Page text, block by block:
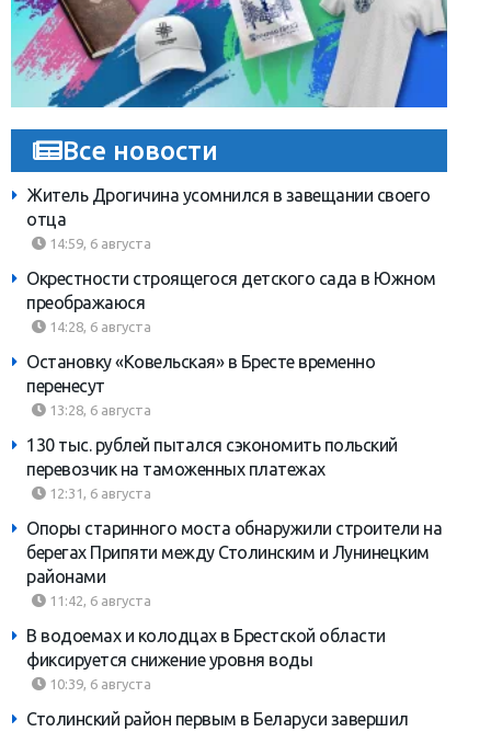
Все новости
Житель Дрогичина усомнился в завещании своего
отца
14:59, 6 августа
Окрестности строящегося детского сада в Южном
преображаюся
14:28, 6 августа
Остановку «Ковельская» в Бресте временно
перенесут
13:28, 6 августа
130 тыс. рублей пытался сэкономить польский
перевозчик на таможенных платежах
12:31, 6 августа
Опоры старинного моста обнаружили строители на
берегах Припяти между Столинским и Лунинецким
районами
11:42, 6 августа
В водоемах и колодцах в Брестской области
фиксируется снижение уровня воды
10:39, 6 августа
Столинский район первым в Беларуси завершил